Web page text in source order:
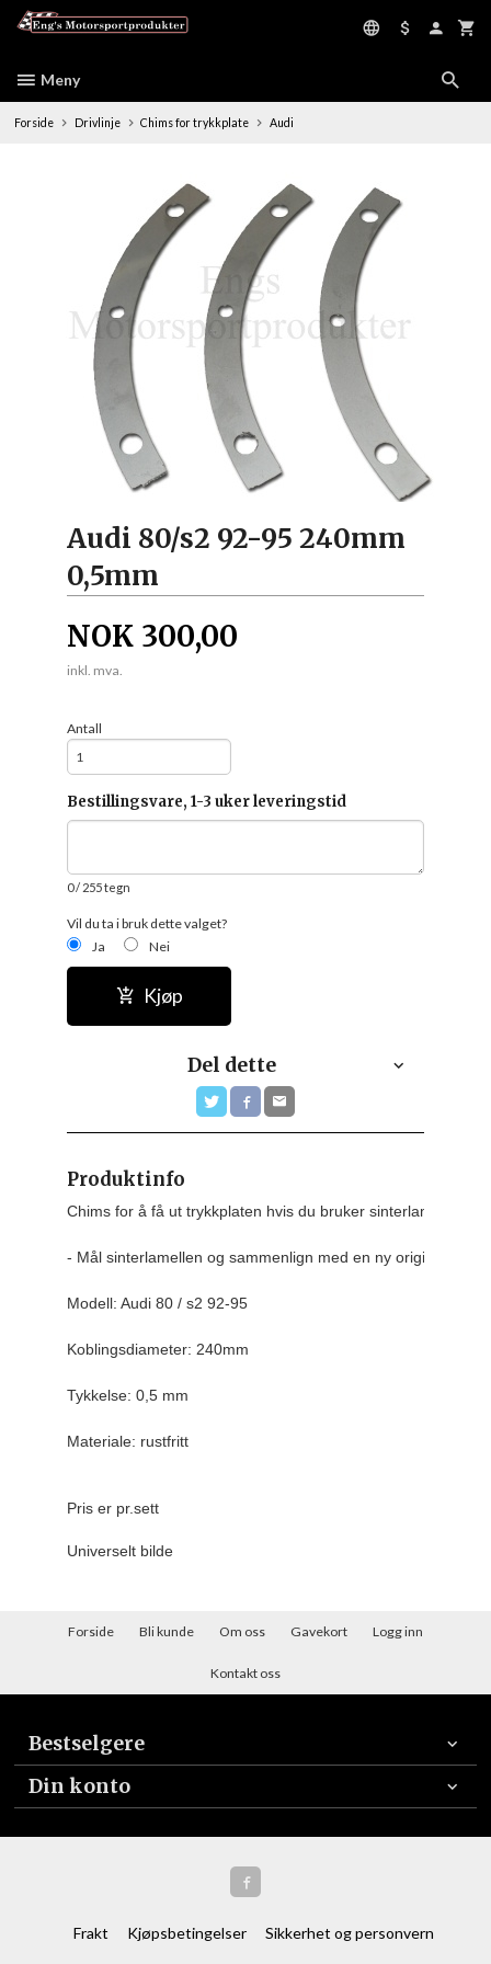
Meny
Forside Drivlinje Chims for trykkplate Audi
Audi 80/s2 92-95 240mm
0,5mm
NOK 300,00
inkl. mva.
Antall
Bestillingsvare, 1-3 uker leveringstid
0/ 255 tegn
Vil du ta i bruk dette valget?
Ja
Nei
Kjøp
Del dette
Produktinfo
Chims for å få ut trykkplaten hvis du bruker sinterlamellen
- Mål sinterlamellen og sammenlign med en ny original
Modell: Audi 80 / s2 92-95
Koblingsdiameter: 240mm
Tykkelse: 0,5 mm
Materiale: rustfritt
Pris er pr.sett
Universelt bilde
Forside Bli kunde Om oss Gavekort Logg inn
Kontakt oss
Bestselgere
Din konto
Frakt Kjøpsbetingelser Sikkerhet og personvern